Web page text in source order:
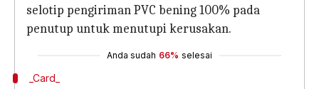
selotip pengiriman PVC bening 100% pada
penutup untuk menutupi kerusakan.
Anda sudah 66% selesai
_Card_